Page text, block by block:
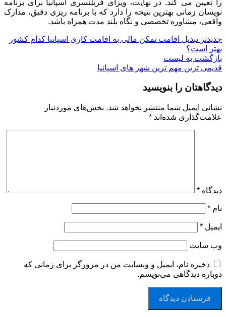
را تعیین می کند. در نهایت، ویزای فریلنسری اسپانیا برای برنامه
نویسان زمانی بهترین نتیجه را دارد که با برنامه ریزی دقیق، مدارک
واقعی، مشاوره تخصصی و نگاه بلند مدت همراه باشد.
جدیدتر تبدیل اقامت تمکن مالی به اقامت کاری اسپانیا کدام کشور
بهتر است؟
بازگشت به لیست
قدیمی ترین مهم ترین شهر های اسپانیا
دیدگاهتان را بنویسید
نشانی ایمیل شما منتشر نخواهد شد. بخش‌های موردنیاز
علامت‌گذاری شده‌اند *
دیدگاه *
نام *
ایمیل *
وب‌ سایت
ذخیره نام، ایمیل و وبسایت من در مرورگر برای زمانی که
دوباره دیدگاهی می‌نویسم.